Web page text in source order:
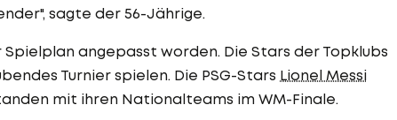
sagte der 56-Jährige.
angepasst worden. Die Stars der Topklubs
Turnier spielen. Die PSG-Stars Lionel Messi
mit ihren Nationalteams im WM-Finale.